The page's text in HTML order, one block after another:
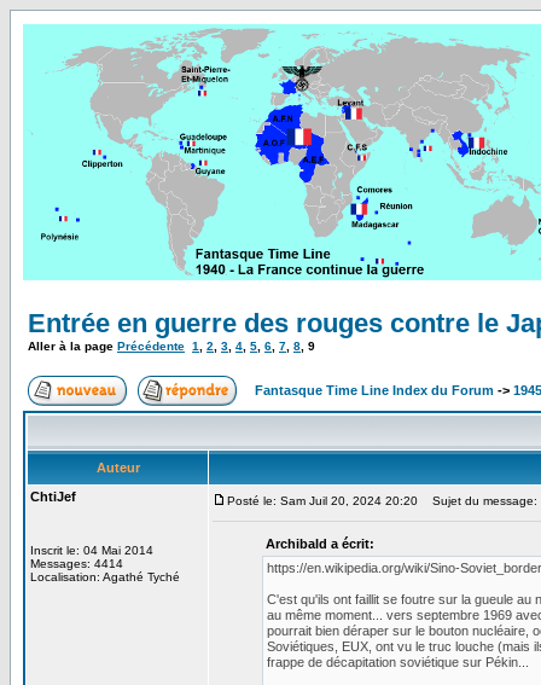
Entrée en guerre des rouges contre le
Aller à la page Précédente 1 2 3 4 5 6 7 8 9
Fantasque Time Line Index du Forum ->
Auteur
ChtiJef
Inscrit le: 04 Mai 2014
Messages: 4414
Localisation: Agathé Tyché
Posté le: Sam Juil 20, 2024 20:20 Sujet du message:
Archibald a écrit:
https://en.wikipedia.org/wiki/Sino-
C'est qu'ils ont faillit se foutre sur la gueule au
au même moment... vers septembre 1969
pourrait bien déraper sur le bouton nucléaire,
Soviétiques, EUX, ont vu le truc louche (mais
frappe de décapitation soviétique sur Pékin...